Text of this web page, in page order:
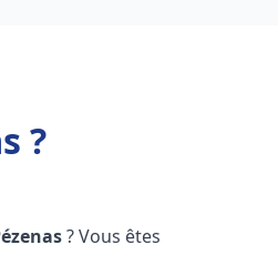
?
? Vous êtes